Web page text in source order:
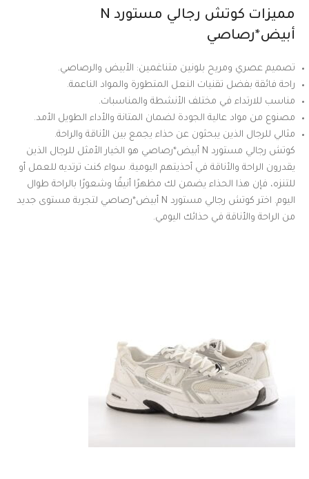
مميزات كوتش رجالي مستورد N
أبيض*رصاصي
تصميم عصري ومريح بلونين متناغمين: الأبيض والرصاصي.
راحة فائقة بفضل تقنيات النعل المتطورة والمواد الناعمة.
مناسب للارتداء في مختلف الأنشطة والمناسبات.
مصنوع من مواد عالية الجودة لضمان المتانة والأداء الطويل الأمد.
مثالي للرجال الذين يبحثون عن حذاء يجمع بين الأناقة والراحة.
كوتش رجالي مستورد N أبيض*رصاصي هو الخيار الأمثل للرجال الذين
يقدرون الراحة والأناقة في أحذيتهم اليومية. سواء كنت ترتديه للعمل أو
للتنزه، فإن هذا الحذاء يضمن لك مظهرًا أنيقًا وشعورًا بالراحة طوال
اليوم. اختر كوتش رجالي مستورد N أبيض*رصاصي لتجربة مستوى جديد
من الراحة والأناقة في حذائك اليومي.